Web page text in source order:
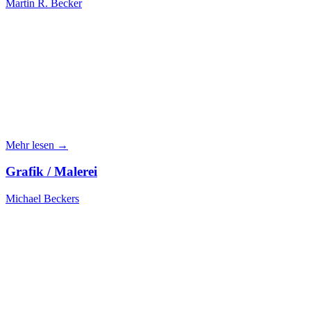
Martin R. Becker
Mehr lesen →
Grafik / Malerei
Michael Beckers